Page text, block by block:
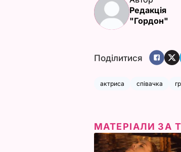
Редакція
"Гордон"
Поділитися
актриса співачка
МАТЕРІАЛИ ЗА